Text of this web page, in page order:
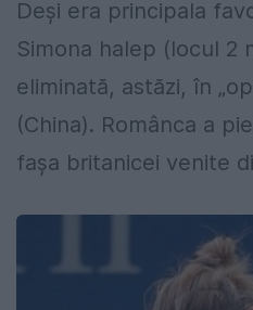
Deși era principala
Simona halep (locul 2
eliminată, astăzi, în
(China). Românca a
fașa britanicei venite